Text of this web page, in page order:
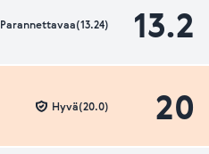
13.2
Parannettavaa(13.24)
20
Hyvä(20.0)